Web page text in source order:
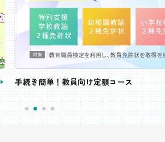
手続き簡単！教員向け定額コース